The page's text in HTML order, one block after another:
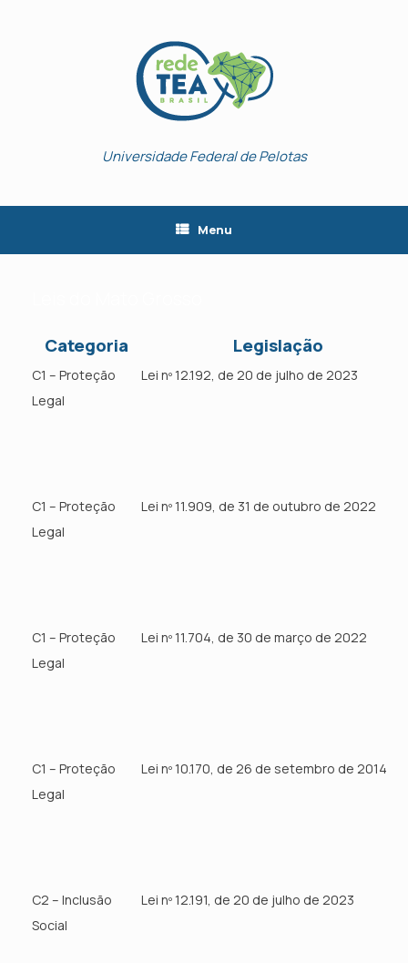
Universidade Federal de Pelotas
Menu
Categoria Legislação
C1 – Proteção
Legal
Lei nº 12.192, de 20 de julho de 2023
C1 – Proteção
Legal
Lei nº 11.909, de 31 de outubro de 2022
C1 – Proteção
Legal
Lei nº 11.704, de 30 de março de 2022
C1 – Proteção
Legal
Lei nº 10.170, de 26 de setembro de 2014
C2 – Inclusão
Social
Lei nº 12.191, de 20 de julho de 2023